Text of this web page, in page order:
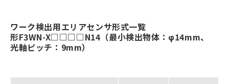
ワーク検出用エリアセンサ形式一覧
形F3WN-X□□□□N14（最小検出物体：φ14mm、
光軸ピッチ：9mm）